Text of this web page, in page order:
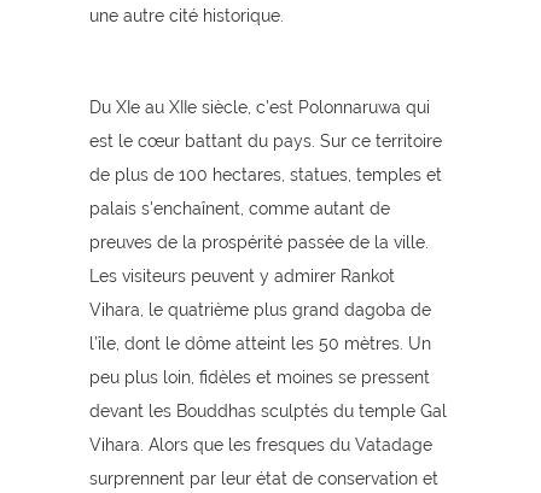
une autre cité historique.
Du XIe au XIIe siècle, c’est Polonnaruwa qui
est le cœur battant du pays. Sur ce territoire
de plus de 100 hectares, statues, temples et
palais s'enchaînent, comme autant de
preuves de la prospérité passée de la ville.
Les visiteurs peuvent y admirer Rankot
Vihara, le quatrième plus grand dagoba de
l’île, dont le dôme atteint les 50 mètres. Un
peu plus loin, fidèles et moines se pressent
devant les Bouddhas sculptés du temple Gal
Vihara. Alors que les fresques du Vatadage
surprennent par leur état de conservation et